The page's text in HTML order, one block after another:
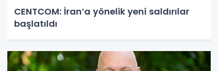
CENTCOM: İran’a yönelik yeni saldırılar
başlatıldı